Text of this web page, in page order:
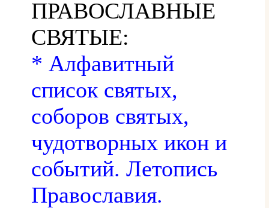
ПРАВОСЛАВНЫЕ
СВЯТЫЕ:
* Алфавитный
список святых,
соборов святых,
чудотворных икон и
событий. Летопись
Православия.